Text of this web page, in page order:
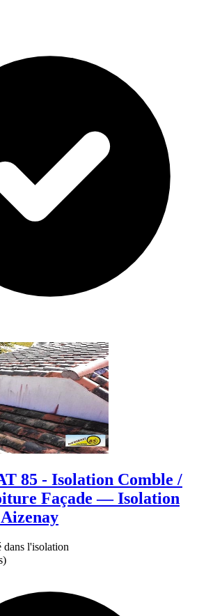
85 - Isolation Comble /
Façade — Isolation
dans l'isolation